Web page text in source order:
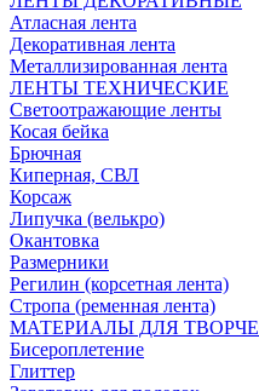
Атласная лента
Декоративная лента
Металлизированная лента
ЛЕНТЫ ТЕХНИЧЕСКИЕ
Светоотражающие ленты
Косая бейка
Брючная
Киперная, СВЛ
Корсаж
Липучка (велькро)
Окантовка
Размерники
Регилин (корсетная лента)
Стропа (ременная лента)
МАТЕРИАЛЫ ДЛЯ
Бисероплетение
Глиттер